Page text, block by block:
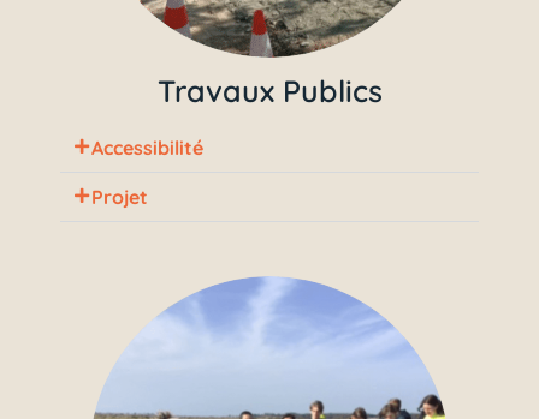
Travaux Publics
Accessibilité
Projet